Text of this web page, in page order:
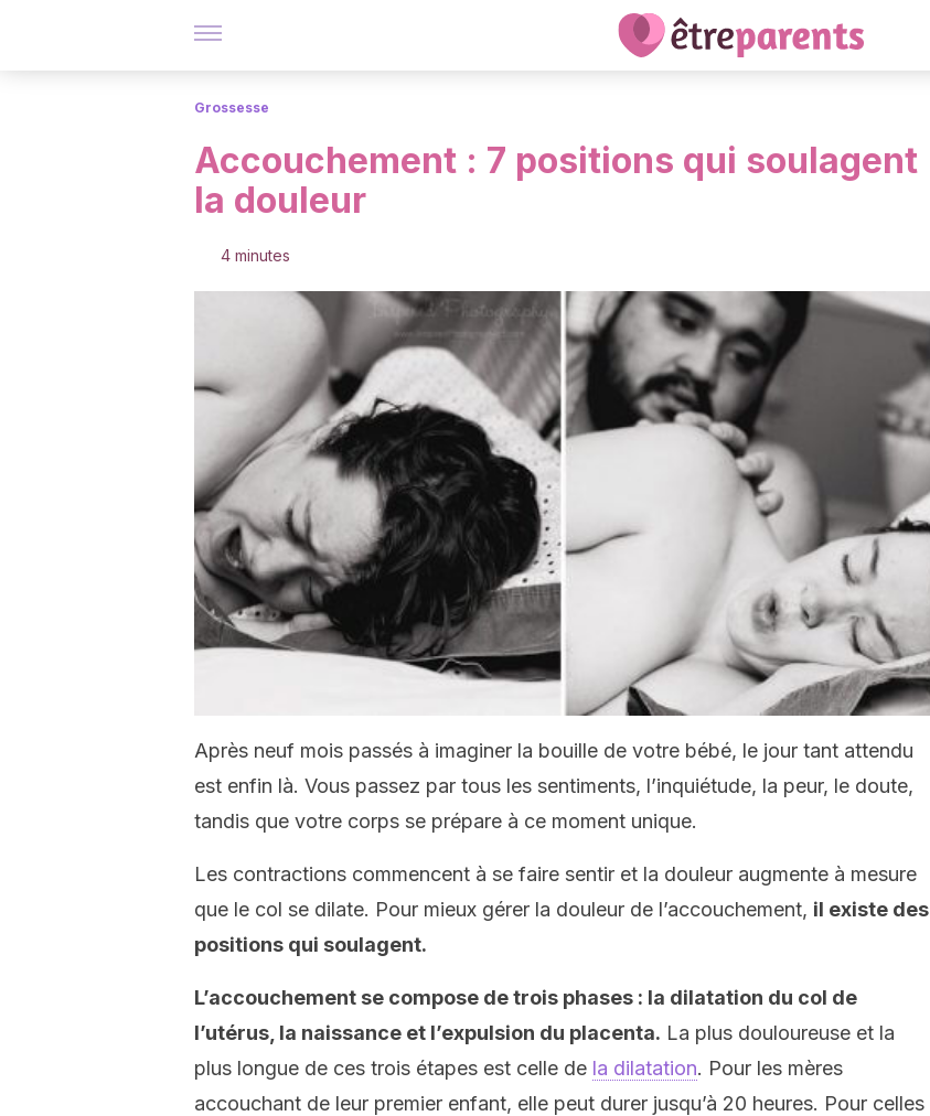
Grossesse
Accouchement : 7 positions qui soulagent
la douleur
4 minutes
Après neuf mois passés à imaginer la bouille de votre bébé, le jour tant attendu
est enfin là. Vous passez par tous les sentiments, l’inquiétude, la peur, le doute,
tandis que votre corps se prépare à ce moment unique.
Les contractions commencent à se faire sentir et la douleur augmente à mesure
que le col se dilate. Pour mieux gérer la douleur de l’accouchement, il existe des
positions qui soulagent.
L’accouchement se compose de trois phases : la dilatation du col de
l’utérus, la naissance et l’expulsion du placenta. La plus douloureuse et la
plus longue de ces trois étapes est celle de la dilatation. Pour les mères
accouchant de leur premier enfant, elle peut durer jusqu’à 20 heures. Pour celles